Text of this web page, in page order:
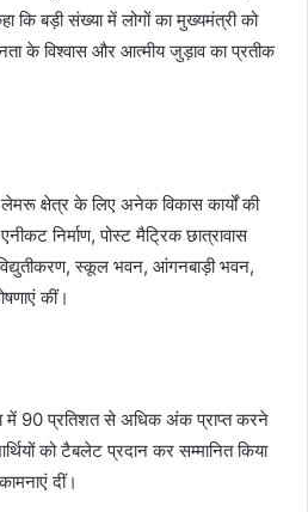
कि बड़ी संख्या में लोगों का मुख्यमंत्री को
के विश्वास और आत्मीय जुड़ाव का प्रतीक
क्षेत्र के लिए अनेक विकास कार्यों की
निर्माण, पोस्ट मैट्रिक छात्रावास
विद्युतीकरण, स्कूल भवन, आंगनबाड़ी भवन,
कीं।
में 90 प्रतिशत से अधिक अंक प्राप्त करने
को टैबलेट प्रदान कर सम्मानित किया
दीं।